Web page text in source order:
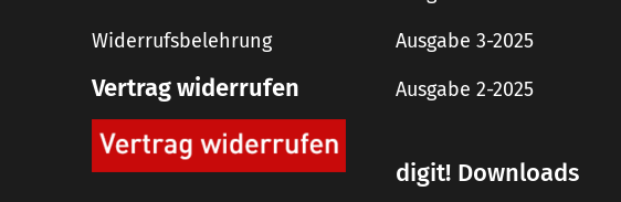
Widerrufsbelehrung
Vertrag widerrufen
Ausgabe 3-2025
Ausgabe 2-2025
digit! Downloads